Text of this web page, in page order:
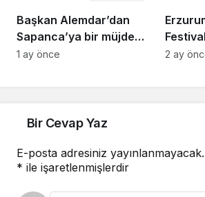
Başkan Alemdar’dan
Sapanca’ya bir müjde
daha: Kurtköy’e FIFA
1 ay önce 2 ay
Bir Cevap Yaz
E-posta adresiniz yayınlanmayacak.
* ile işaretlenmişlerdir